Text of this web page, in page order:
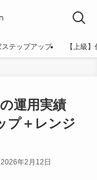
ステップアップ 【上級
運用実績
プ＋レンジ
2026年2月12日